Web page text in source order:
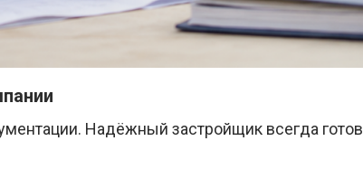
Надёжный застройщик всегда готов